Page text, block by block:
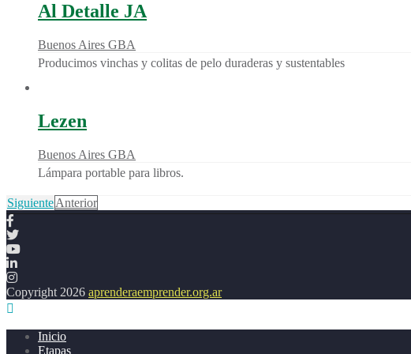
Al Detalle JA
Buenos Aires GBA
Producimos vinchas y colitas de pelo duraderas y sustentables
Lezen
Buenos Aires GBA
Lámpara portable para libros.
SiguienteAnterior
Copyright 2026 aprenderaemprender.org.ar
Inicio
Etapas